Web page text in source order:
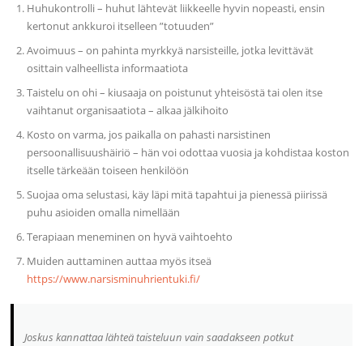
Huhukontrolli – huhut lähtevät liikkeelle hyvin nopeasti, ensin
kertonut ankkuroi itselleen ”totuuden”
Avoimuus – on pahinta myrkkyä narsisteille, jotka levittävät
osittain valheellista informaatiota
Taistelu on ohi – kiusaaja on poistunut yhteisöstä tai olen itse
vaihtanut organisaatiota – alkaa jälkihoito
Kosto on varma, jos paikalla on pahasti narsistinen
persoonallisuushäiriö – hän voi odottaa vuosia ja kohdistaa koston
itselle tärkeään toiseen henkilöön
Suojaa oma selustasi, käy läpi mitä tapahtui ja pienessä piirissä
puhu asioiden omalla nimellään
Terapiaan meneminen on hyvä vaihtoehto
Muiden auttaminen auttaa myös itseä
https://www.narsisminuhrientuki.fi/
Joskus kannattaa lähteä taisteluun vain saadakseen potkut